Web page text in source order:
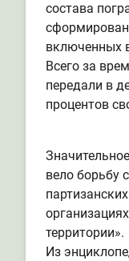
состава
сформирован
включенных
Всего за
передали в
процентов
вело борьбу
территории».
Из